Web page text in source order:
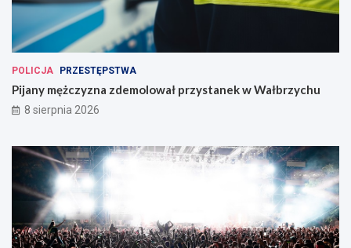
POLICJA PRZESTĘPSTWA
Pijany mężczyzna zdemolował przystanek w Wałbrzychu
8 sierpnia 2026